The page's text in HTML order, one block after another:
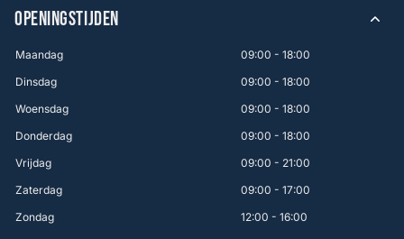
OPENINGSTIJDEN
Maandag
09:00 - 18:00
Dinsdag
09:00 - 18:00
Woensdag
09:00 - 18:00
Donderdag
09:00 - 18:00
Vrijdag
09:00 - 21:00
Zaterdag
09:00 - 17:00
Zondag
12:00 - 16:00